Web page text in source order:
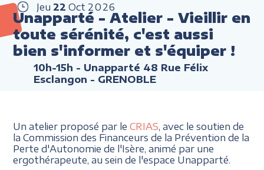
Jeu 22 Oct 2026
Unapparté - Atelier - Vieillir en
toute sérénité, c'est aussi
bien s'informer et s'équiper !
10h-15h - Unapparté 48 Rue Félix
Esclangon - GRENOBLE
Un atelier proposé par leCRIAS , avec le soutien de
la Commission des Financeurs de la Prévention de la
Perte d'Autonomie de l'Isère, animé par une
ergothérapeute, au sein de l'espace Unapparté.